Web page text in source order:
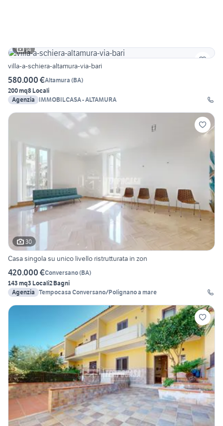
14
villa-a-schiera-altamura-via-bari
580.000 €Altamura (BA)
200 mq8 Locali
Agenzia
IMMOBILCASA - ALTAMURA
30
Casa singola su unico livello ristrutturata in zon
420.000 €Conversano(BA)
143 mq3 Locali2 Bagni
Agenzia Tempocasa Conversano/Polignano a mare